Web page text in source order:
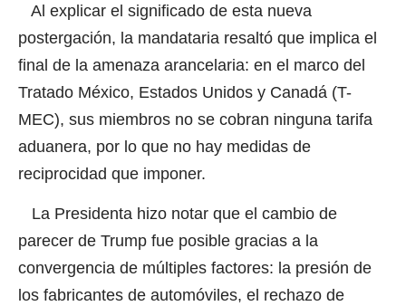
Al explicar el significado de esta nueva
postergación, la mandataria resaltó que implica el
final de la amenaza arancelaria: en el marco del
Tratado México, Estados Unidos y Canadá (T-
MEC), sus miembros no se cobran ninguna tarifa
aduanera, por lo que no hay medidas de
reciprocidad que imponer.
La Presidenta hizo notar que el cambio de
parecer de Trump fue posible gracias a la
convergencia de múltiples factores: la presión de
los fabricantes de automóviles, el rechazo de